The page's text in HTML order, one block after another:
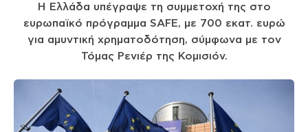
Η Ελλάδα υπέγραψε τη συμμετοχή της στο
ευρωπαϊκό πρόγραμμα SAFE, με 700 εκατ. ευρώ
για αμυντική χρηματοδότηση, σύμφωνα με τον
Τόμας Ρενιέρ της Κομισιόν.